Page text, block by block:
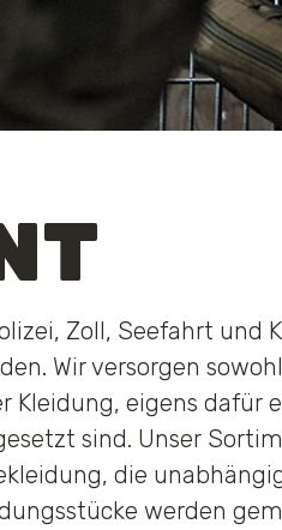
Zoll, Seefahrt und
Wir versorgen sowohl
Kleidung, eigens dafür
sind. Unser
die
werden